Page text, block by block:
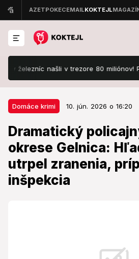
našli v trezore 80 miliónov!
Domáce krimi 10. jún. 2026 o 16:20
Dramatický
okrese Gelnica:
utrpel zranenia,
inšpekcia
Domáce krimi 10. jún. 2026 o
Dramatický policajný
okrese Gelnica:
utrpel zranenia,
inšpekcia